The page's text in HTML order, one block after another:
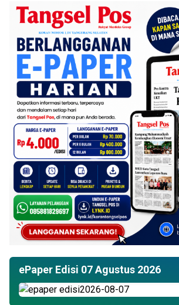
ePaper Edisi 07 Agustus 2026